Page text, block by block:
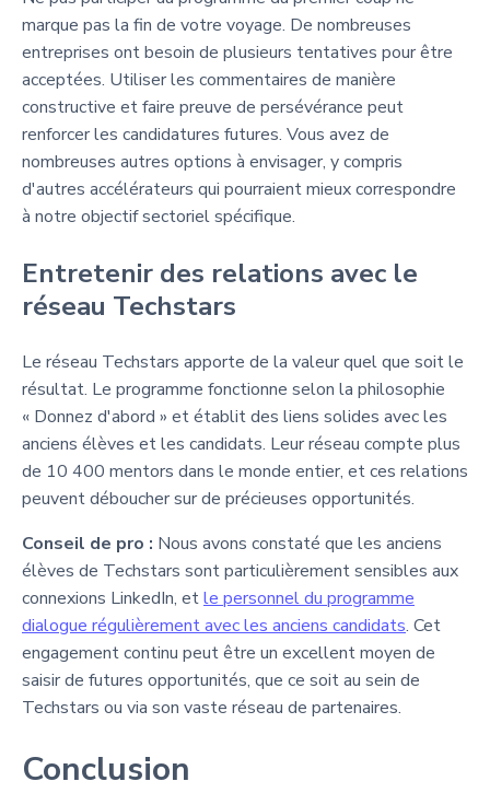
marque pas la fin de votre voyage. De nombreuses
entreprises ont besoin de plusieurs tentatives pour être
acceptées. Utiliser les commentaires de manière
constructive et faire preuve de persévérance peut
renforcer les candidatures futures. Vous avez de
nombreuses autres options à envisager, y compris
d'autres accélérateurs qui pourraient mieux correspondre
à notre objectif sectoriel spécifique.
Entretenir des relations avec le
réseau Techstars
Le réseau Techstars apporte de la valeur quel que soit le
résultat. Le programme fonctionne selon la philosophie
« Donnez d'abord » et établit des liens solides avec les
anciens élèves et les candidats. Leur réseau compte plus
de 10 400 mentors dans le monde entier, et ces relations
peuvent déboucher sur de précieuses opportunités.
Conseil de pro : Nous avons constaté que les anciens
élèves de Techstars sont particulièrement sensibles aux
connexions LinkedIn, etle personnel du programme
dialogue régulièrement avec les anciens candidats. Cet
engagement continu peut être un excellent moyen de
saisir de futures opportunités, que ce soit au sein de
Techstars ou via son vaste réseau de partenaires.
Conclusion